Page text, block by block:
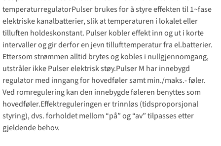
temperaturregulatorPulser brukes for å styre effekten til 1~fase
elektriske kanalbatterier, slik at temperaturen i lokalet eller
tilluften holdeskonstant. Pulser kobler effekt inn og ut i korte
intervaller og gir derfor en jevn tillufttemperatur fra el.batterier.
Ettersom strømmen alltid brytes og kobles i nullgjennomgang,
utstråler ikke Pulser elektrisk støy.Pulser M har innebygd
regulator med inngang for hovedføler samt min./maks.- føler.
Ved romregulering kan den innebygde føleren benyttes som
hovedføler.Effektreguleringen er trinnløs (tidsproporsjonal
styring), dvs. forholdet mellom “på” og “av” tilpasses etter
gjeldende behov.